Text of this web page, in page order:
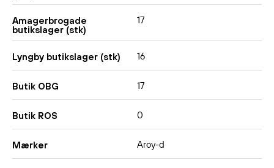
Amagerbrogade
butikslager (stk)
17
Lyngby butikslager (stk) 16
Butik OBG 17
Butik ROS 0
Mærker Aroy-d